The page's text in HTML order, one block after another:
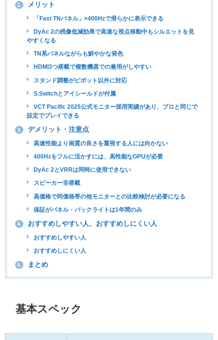
2. メリット
「Fast TNパネル」×400Hzで滑らかに表示できる
DyAc 2の残像低減効果で高速な視点移動中もシルエットを見
やすくなる
TN系パネルながらも鮮やかな発色
HDMI3つ搭載で複数機器での兼用がしやすい
スタンド調整がピボット以外に対応
S.Switchとアイシールドが付属
VCT Pacific 2025公式モニター採用実績があり、プロと同じで
設定でプレイできる
3. デメリット・注意点
高速性能より画質の良さを重視する人には向かない
400Hzをフルに活かすには、高性能なGPUが必要
DyAc 2とVRRは同時に使用できない
スピーカー非搭載
高価格で同価格帯の他モニターとの比較検討が必要になる
保証がパネル・バックライトは1年間のみ
4. おすすめしやすい人、おすすめしにくい人
おすすめしやすい人
おすすめしにくい人
5. まとめ
基本スペック